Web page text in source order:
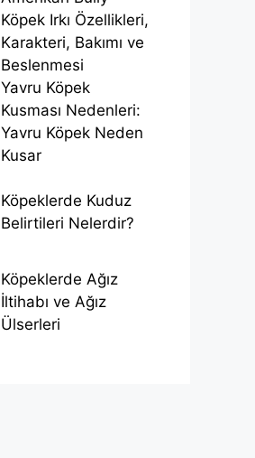
Köpek Irkı Özellikleri,
Karakteri, Bakımı ve
Beslenmesi
Yavru Köpek
Kusması Nedenleri:
Yavru Köpek Neden
Kusar
Köpeklerde Kuduz
Belirtileri Nelerdir?
Köpeklerde Ağız
İltihabı ve Ağız
Ülserleri